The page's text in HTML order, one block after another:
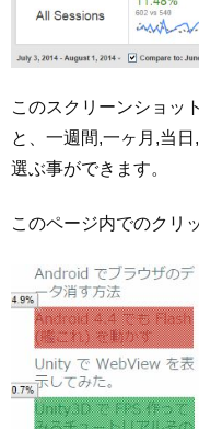
このスクリーンショッ
と、一週間,一ヶ月,当
選ぶ事ができます。
このページ内でのクリ